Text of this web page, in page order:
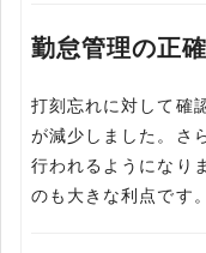
勤怠管理の正
打刻忘れに対して確
が減少しました。さ
行われるようになり
のも大きな利点です。